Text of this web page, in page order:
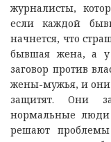
журналисты,
если каждой
начнется, что
бывшая жена, а у
заговор против
жены-мужья, и они
защитят. Они
нормальные люди
решают